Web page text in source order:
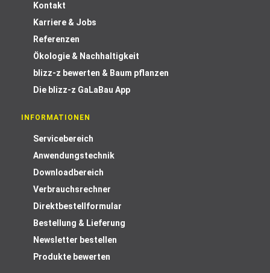
Kontakt
Karriere & Jobs
Referenzen
Ökologie & Nachhaltigkeit
blizz-z bewerten & Baum pflanzen
Die blizz-z GaLaBau App
INFORMATIONEN
Servicebereich
Anwendungstechnik
Downloadbereich
Verbrauchsrechner
Direktbestellformular
Bestellung & Lieferung
Newsletter bestellen
Produkte bewerten